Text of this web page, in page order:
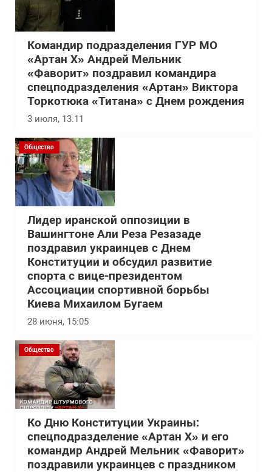
Командир подразделения ГУР МО
«Артан Х» Андрей Мельник
«Фаворит» поздравил командира
спецподразделения «Артан» Виктора
Торкотюка «Титана» с Днем рождения
3 июля, 13:11
Общество
Лидер иранской оппозиции в
Вашингтоне Али Реза Резазаде
поздравил украинцев с Днем
Конституции и обсудил развитие
спорта с вице-президентом
Ассоциации спортивной борьбы
Киева Михаилом Бугаем
28 июня, 15:05
Общество
Ко Дню Конституции Украины:
спецподразделение «Артан Х» и его
командир Андрей Мельник «Фаворит»
поздравили украинцев с праздником